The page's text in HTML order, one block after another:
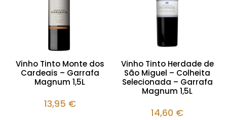
Vinho Tinto Monte dos
Cardeais – Garrafa
Magnum 1,5L
13,95 €
Vinho Tinto Herdade de
São Miguel – Colheita
Selecionada – Garrafa
Magnum 1,5L
14,60 €